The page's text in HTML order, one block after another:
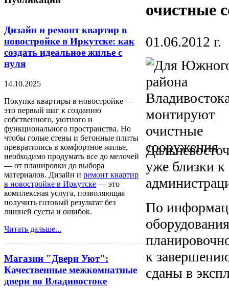
Дизайн и ремонт квартир в
новостройке в Иркутске: как
создать идеальное жилье с
нуля
14.10.2025
Покупка квартиры в новостройке —
это первый шаг к созданию
собственного, уютного и
функционального пространства. Но
чтобы голые стены и бетонные плиты
превратились в комфортное жилье,
необходимо продумать все до мелочей
— от планировки до выбора
материалов. Дизайн и ремонт квартир
в новостройке в Иркутске — это
комплексная услуга, позволяющая
получить готовый результат без
лишней суеты и ошибок.
Читать дальше...
Магазин "Двери Уют":
Качественные межкомнатные
двери во Владивостоке
очистные
01.06.2012 г.
уже близки
По
к
сданы в